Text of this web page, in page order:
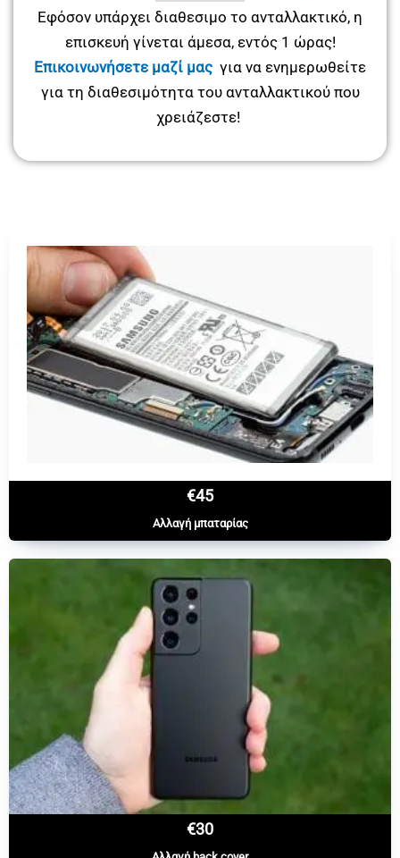
Εφόσον υπάρχει διαθεσιμο το ανταλλακτικό, η
επισκευή γίνεται άμεσα, εντός 1 ώρας!
Επικοινωνήσετε μαζί μας για να ενημερωθείτε
για τη διαθεσιμότητα του ανταλλακτικού που
χρειάζεστε!
€45
Αλλαγή μπαταρίας
€30